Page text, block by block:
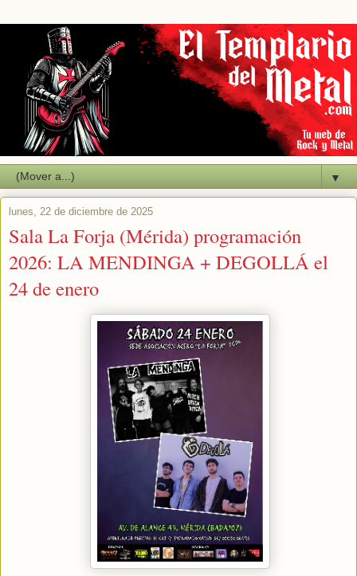
▼
lunes, 22 de diciembre de 2025
Sala La Forja (Mérida) programación
2026: LA MENDINGA + DEGOLLÁ el
24 de enero